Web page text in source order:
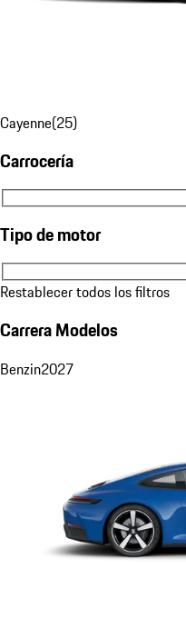
Cayenne(25)
Carrocería
Carrocería
Tipo de motor
Tipo de motor
Restablecer todos los filtros
Carrera Modelos
Benzin2027